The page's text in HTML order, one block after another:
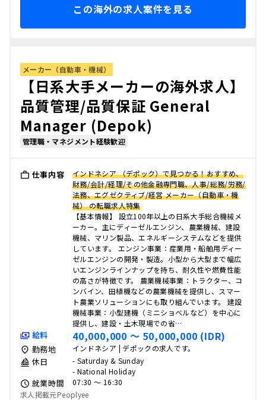
この海外の求人案件を見る
メーカー（自動車・機械）
【日系大手メーカーの海外求人】
品質管理/品質保証 General
Manager (Depok)
管理職・マネジメント経験歓迎
仕事内容
インドネシア （デポック）で見つかる！おすすめ、
財務/会計/経理/その他金融専門職、人事/総務/労務/
法務、エグゼクティブ/経営 メーカー（自動車・機
械） の転職求人特集
【基本情報】 設立100年以上の日系大手総合機械メ
ーカー。主にディーゼルエンジン、農業機械、建設
機械、マリン製品、エネルギーシステムなどを提供
しています。 エンジン事業：産業用・船舶用ディー
ゼルエンジンの開発・製造。小型から大型まで幅広
いエンジンラインナップを持ち、耐久性や燃費性能
の高さが特徴です。 農業機械事業：トラクター、コ
ンバイン、田植機などの農業機械を提供し、スマー
ト農業ソリューションにも取り組んでいます。 建設
機械事業：小型建機（ミニショベルなど）を中心に
提供し、建設・土木現場での省…
給料 40,000,000 〜 50,000,000 (IDR)
勤務地 インドネシア | デポックの求人です。
休日
- Saturday & Sunday
- National Holiday
就業時間
07:30 〜 16:30
求人掲載元Peoplyee